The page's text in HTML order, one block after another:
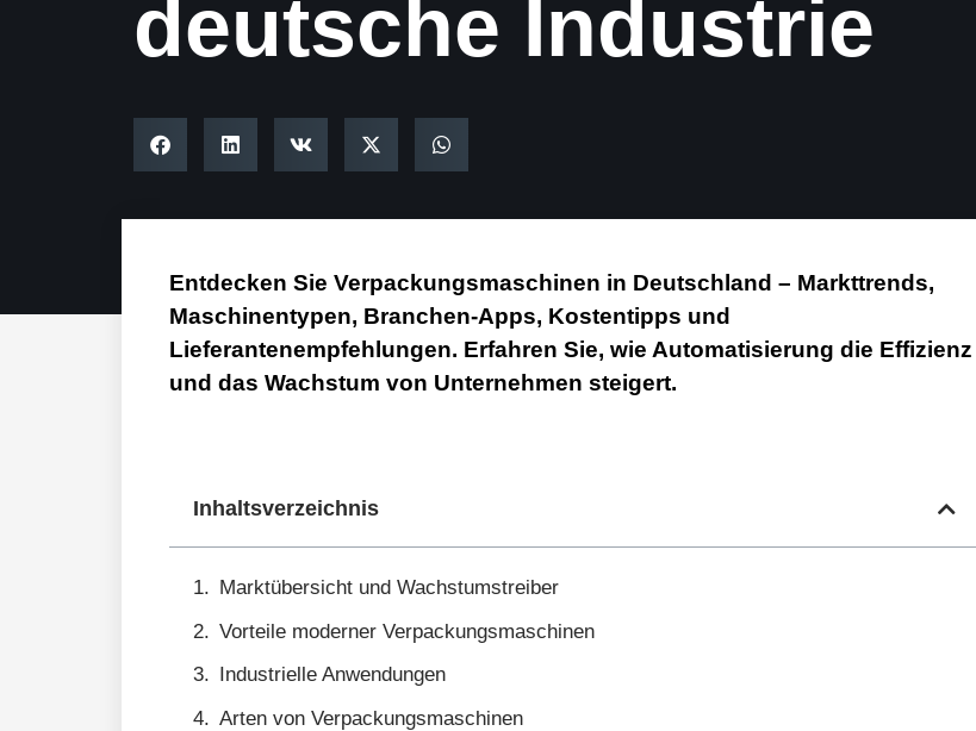
deutsche Industrie
Entdecken Sie Verpackungsmaschinen in Deutschland – Markttrends,
Maschinentypen, Branchen-Apps, Kostentipps und
Lieferantenempfehlungen. Erfahren Sie, wie Automatisierung die Effizienz
und das Wachstum von Unternehmen steigert.
Inhaltsverzeichnis
Marktübersicht und Wachstumstreiber
Vorteile moderner Verpackungsmaschinen
Industrielle Anwendungen
Arten von Verpackungsmaschinen